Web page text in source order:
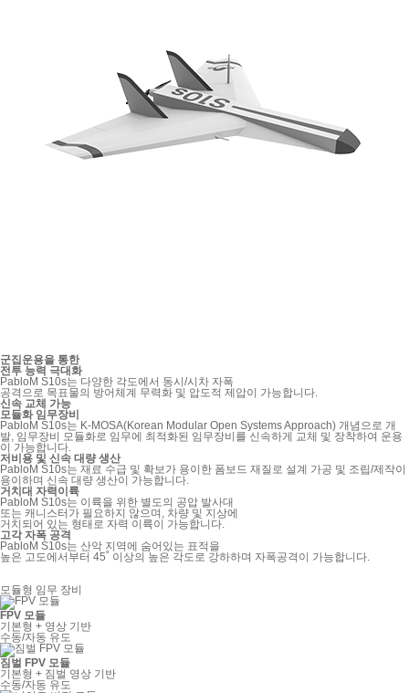
군집운용을 통한
전투 능력 극대화
PabloM S10s는 다양한 각도에서 동시/시차 자폭
공격으로 목표물의 방어체계 무력화 및 압도적 제압이 가능합니다.
신속 교체 가능
모듈화 임무장비
PabloM S10s는 K-MOSA(Korean Modular Open Systems Approach) 개념으로 개
발, 임무장비 모듈화로 임무에 최적화된 임무장비를 신속하게 교체 및 장착하여 운용
이 가능합니다.
저비용 및 신속 대량 생산
PabloM S10s는 재료 수급 및 확보가 용이한 폼보드 재질로 설계 가공 및 조립/제작이
용이하며 신속 대량 생산이 가능합니다.
거치대 자력이륙
PabloM S10s는 이륙을 위한 별도의 공압 발사대
또는 캐니스터가 필요하지 않으며, 차량 및 지상에
거치되어 있는 형태로 자력 이륙이 가능합니다.
고각 자폭 공격
PabloM S10s는 산악 지역에 숨어있는 표적을
높은 고도에서부터 45˚ 이상의 높은 각도로 강하하며 자폭공격이 가능합니다.
모듈형 임무 장비
FPV 모듈
기본형 + 영상 기반
수동/자동 유도
짐벌 FPV 모듈
기본형 + 짐벌 영상 기반
수동/자동 유도